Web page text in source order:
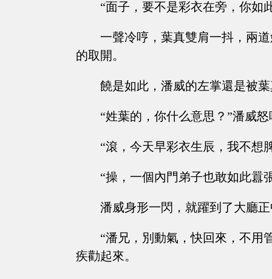
“面子，要不是彩衣在旁，你如
一聲冷哼，葉真雙肩一抖，兩
的取開。
饒是如此，潘威的左掌還是被
“姓葉的，你什么意思？”潘威
“滾，今天早彩衣生辰，我不想
“操，一個內門弟子也敢如此囂
潘威身形一閃，就躍到了大廳
“潘兄，別動氣，快回來，不用
疾勸起來。